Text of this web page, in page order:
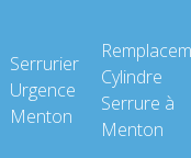
Serrurier
Urgence
Menton
Cylindre
Serrure à
Menton